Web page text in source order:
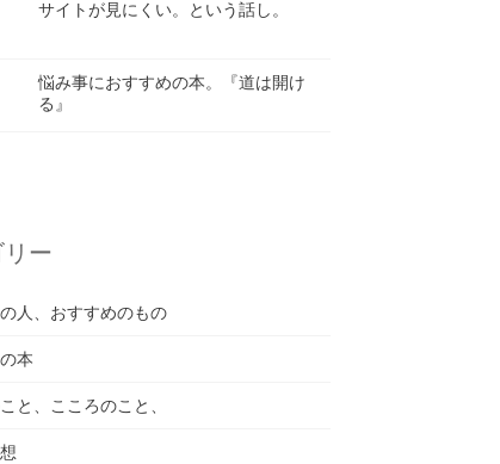
サイトが見にくい。という話し。
悩み事におすすめの本。『道は開け
る』
ー
人、おすすめのもの
本
と、こころのこと、